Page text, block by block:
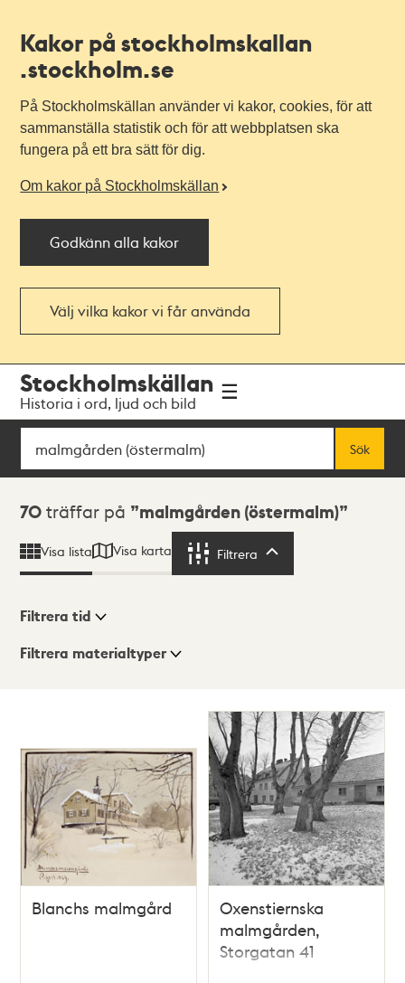
Kakor på stockholmskallan
.stockholm.se
På Stockholmskällan använder vi kakor, cookies, för att
sammanställa statistik och för att webbplatsen ska
fungera på ett bra sätt för dig.
Om kakor på Stockholmskällan
Godkänn alla kakor
Välj vilka kakor vi får använda
navigationen
huvudinnehållet
Stockholmskällan
Historia i ord, ljud och bild
Sök
Sök
Sökresultat
70 träffar på malmgården (östermalm)
Visa lista Visa karta Filtrera
Visningsläge
Filtrera tid
Filtrera materialtyper
Blanchs malmgård
Oxenstiernska
malmgården,
Storgatan 41